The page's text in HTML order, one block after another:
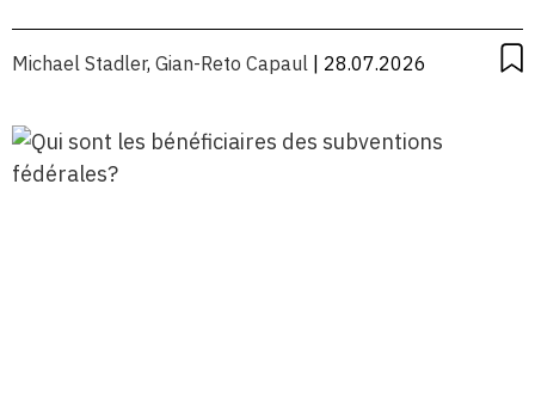
Michael Stadler, Gian-Reto Capaul | 28.07.2026